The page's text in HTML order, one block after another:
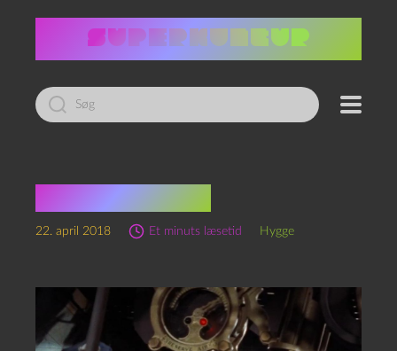
Led
efter:
Blæksprutter
22. april 2018 Et minuts læsetid Hygge